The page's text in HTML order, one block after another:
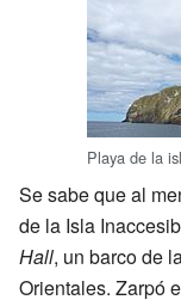
Playa de la
Se sabe que al
de la Isla
Hall, un barco de
Orientales. Zarpó